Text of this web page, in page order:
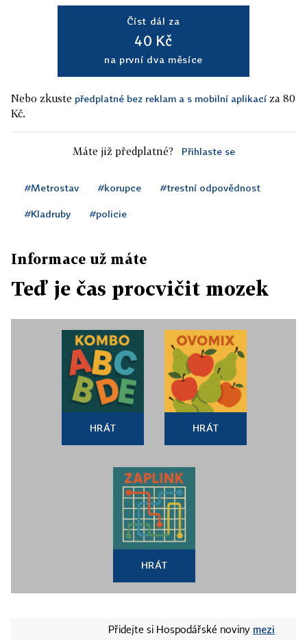
Číst dál za
40 Kč
na první dva měsíce
Nebo zkuste předplatné bez reklam a s mobilní aplikací za 80
Kč.
Máte již předplatné? Přihlaste se
#Metrostav #korupce #trestní odpovědnost
#Kladruby #policie
Informace už máte
Teď je čas procvičit mozek
HRÁT HRÁT
HRÁT
Přidejte si Hospodářské noviny mezi